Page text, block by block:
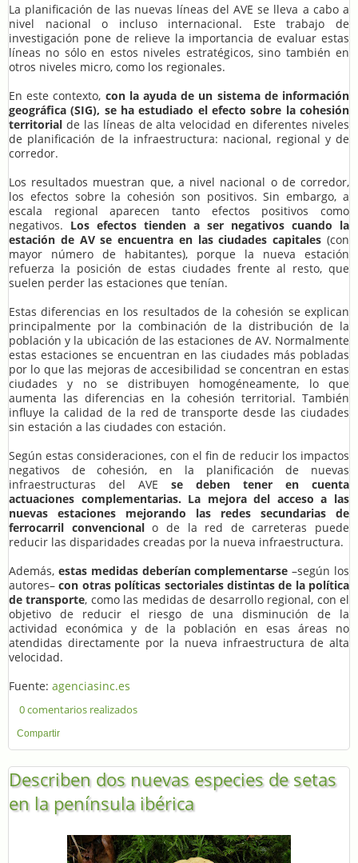
La planificación de las nuevas líneas del AVE se lleva a cabo a
nivel nacional o incluso internacional. Este trabajo de
investigación pone de relieve la importancia de evaluar estas
líneas no sólo en estos niveles estratégicos, sino también en
otros niveles micro, como los regionales.
En este contexto, con la ayuda de un sistema de información
geográfica (SIG), se ha estudiado el efecto sobre la cohesión
territorial de las líneas de alta velocidad en diferentes niveles
de planificación de la infraestructura: nacional, regional y de
corredor.
Los resultados muestran que, a nivel nacional o de corredor,
los efectos sobre la cohesión son positivos. Sin embargo, a
escala regional aparecen tanto efectos positivos como
negativos. Los efectos tienden a ser negativos cuando la
estación de AV se encuentra en las ciudades capitales (con
mayor número de habitantes), porque la nueva estación
refuerza la posición de estas ciudades frente al resto, que
suelen perder las estaciones que tenían.
Estas diferencias en los resultados de la cohesión se explican
principalmente por la combinación de la distribución de la
población y la ubicación de las estaciones de AV. Normalmente
estas estaciones se encuentran en las ciudades más pobladas
por lo que las mejoras de accesibilidad se concentran en estas
ciudades y no se distribuyen homogéneamente, lo que
aumenta las diferencias en la cohesión territorial. También
influye la calidad de la red de transporte desde las ciudades
sin estación a las ciudades con estación.
Según estas consideraciones, con el fin de reducir los impactos
negativos de cohesión, en la planificación de nuevas
infraestructuras del AVE se deben tener en cuenta
actuaciones complementarias. La mejora del acceso a las
nuevas estaciones mejorando las redes secundarias de
ferrocarril convencionalo de la red de carreteras puede
reducir las disparidades creadas por la nueva infraestructura.
Además, estas medidas deberían complementarse –según los
autores–con otras políticas sectoriales distintas de la política
de transporte, como las medidas de desarrollo regional, con el
objetivo de reducir el riesgo de una disminución de la
actividad económica y de la población en esas áreas no
atendidas directamente por la nueva infraestructura de alta
velocidad.
Fuente: agenciasinc.es
0 comentarios realizados
Compartir
Describen dos nuevas especies de setas
en la península ibérica